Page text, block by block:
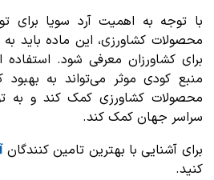
با توجه به اهمیت آرد سویا برای
محصولات کشاورزی، این ماده باید
برای کشاورزان معرفی شود.
منبع کودی موثر می‌تواند به بهبود
محصولات کشاورزی کمک کند و به
سراسر جهان کمک کند.
برای آشنایی با بهترین تامین کنندگان
کنید.